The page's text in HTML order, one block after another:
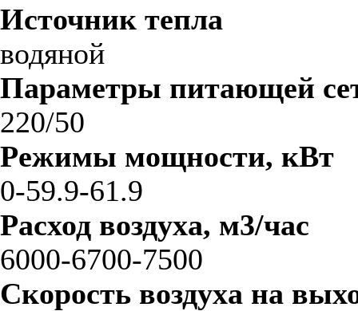
Источник тепла
водяной
Параметры питающей
220/50
Режимы мощности, кВт
0-59.9-61.9
Расход воздуха, м3/час
6000-6700-7500
Скорость воздуха на